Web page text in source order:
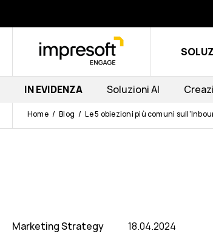
IN EVIDENZA Soluzioni AI
Home Blog Le 5 obiezioni più comuni
Marketing Strategy 18.04.2024